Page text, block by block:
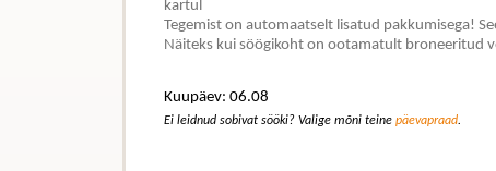
kartul
Tegemist on automaatselt lisatud pakkumisega!
Näiteks kui söögikoht on ootamatult broneeritud
Kuupäev: 06.08
Ei leidnud sobivat sööki? Valige mõni teine päevapraad.